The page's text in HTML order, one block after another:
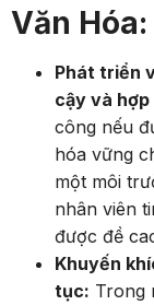
Văn Hóa:
Phát triển
cậy và
công nếu
hóa vững
một môi
nhân viên
được đề
Khuyến
tục: Trong